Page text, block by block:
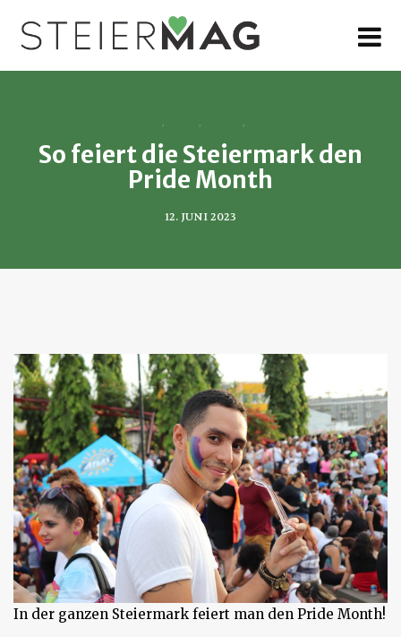
MENU
, , ,
So feiert die Steiermark den
Pride Month
12. JUNI 2023
In der ganzen Steiermark feiert man den Pride Month!